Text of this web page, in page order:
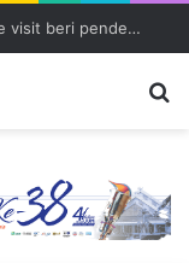
BGS beyond the boardroom: Corporate visit beri pendedahan dunia korporat kepada PELAJAR UUM